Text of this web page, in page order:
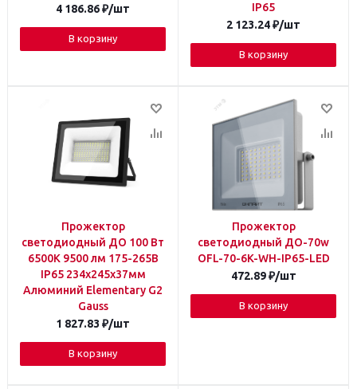
4 186.86₽/шт
В корзину
IP65
2 123.24₽/шт
В корзину
Прожектор
светодиодный ДО 100 Вт
6500К 9500 лм 175-265В
IP65 234х245х37мм
Алюминий Elementary G2
Gauss
1 827.83 ₽/шт
В корзину
Прожектор
светодиодный ДО-70w
OFL-70-6K-WH-IP65-LED
472.89₽/шт
В корзину